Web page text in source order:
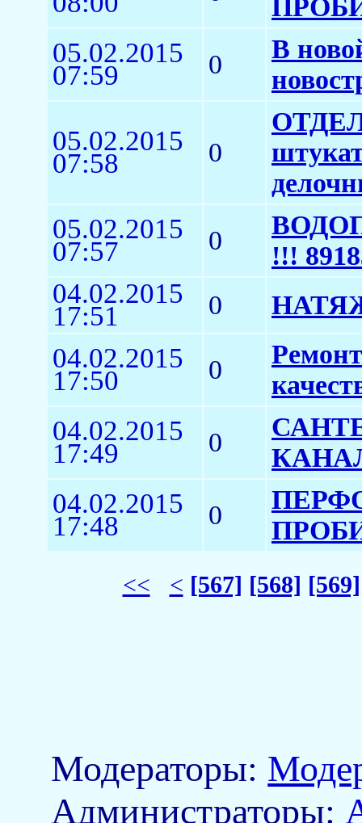
05.02.2015
07:59 0
В
05.02.2015
07:58 0
05.02.2015
07:57 0
!!!
04.02.2015
17:51 0
04.02.2015
17:50 0
04.02.2015
17:49 0
04.02.2015
17:48 0
<< < [567] [568] [569]
Модераторы:
Aдминистраторы: